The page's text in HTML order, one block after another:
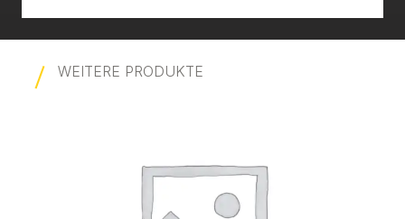
WEITERE PRODUKTE